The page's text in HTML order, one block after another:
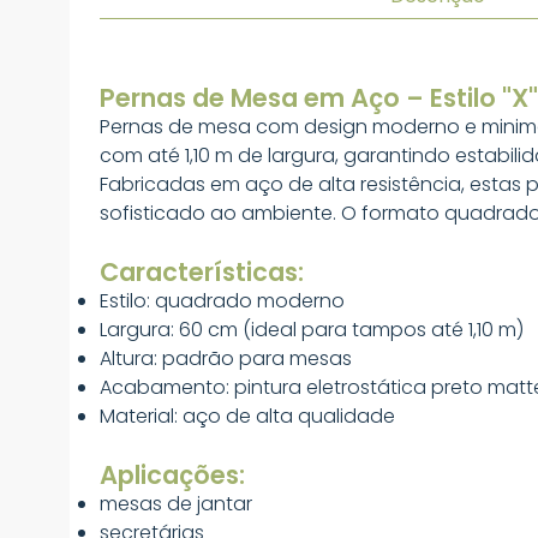
Pernas de Mesa em Aço – Estilo
Pernas de mesa com design moderno e
com até 1,10 m de largura, garantindo
Fabricadas em aço de alta resistência,
sofisticado ao ambiente. O formato
Características:
Estilo: quadrado moderno
Largura: 60 cm (ideal para tampos até 1,10 m)
Altura: padrão para mesas
Acabamento: pintura eletrostática preto
Material: aço de alta qualidade
Aplicações:
mesas de jantar